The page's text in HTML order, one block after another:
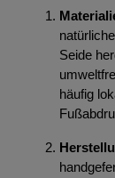
Seide
häufig